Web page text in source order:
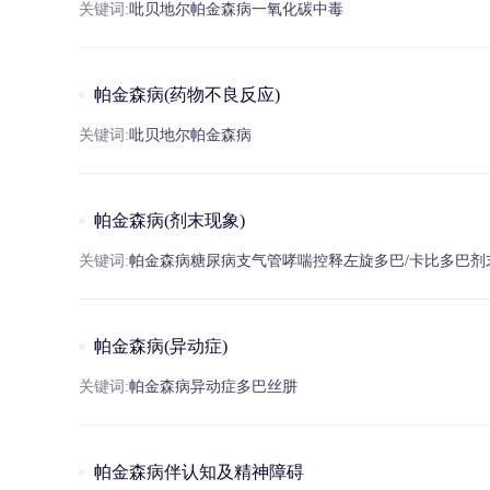
关键词:吡贝地尔帕金森病一氧化碳中毒
帕金森病(药物不良反应)
关键词:吡贝地尔帕金森病
帕金森病(剂末现象)
关键词:帕金森病糖尿病支气管哮喘控释左旋多巴/卡比多巴剂
帕金森病(异动症)
关键词:帕金森病异动症多巴丝肼
帕金森病伴认知及精神障碍